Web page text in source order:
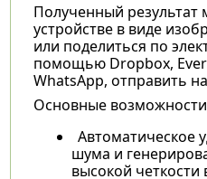
Полученный результат
устройстве в виде
или поделиться по
помощью Dropbox,
WhatsApp, отправить
Основные
Автоматическое
шума и
высокой четкости